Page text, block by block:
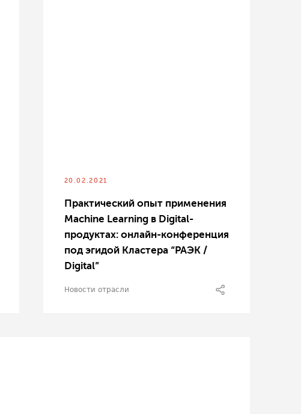
20.02.2021
Практический опыт применения
Machine Learning в Digital-
продуктах: онлайн-конференция
под эгидой Кластера “РАЭК /
Digital”
Новости отрасли